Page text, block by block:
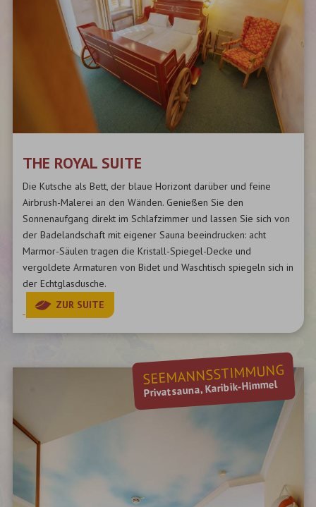
THE ROYAL SUITE
Die Kutsche als Bett, der blaue Horizont darüber und feine
Airbrush-Malerei an den Wänden. Genießen Sie den
Sonnenaufgang direkt im Schlafzimmer und lassen Sie sich von
der Badelandschaft mit eigener Sauna beeindrucken: acht
Marmor-Säulen tragen die Kristall-Spiegel-Decke und
vergoldete Armaturen von Bidet und Waschtisch spiegeln sich in
der Echtglasdusche.
ZUR SUITE
SEEMANNSSTIMMUNG
Privatsauna, Karibik-Himmel